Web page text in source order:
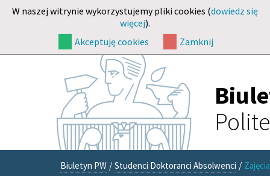
W naszej witrynie wykorzystujemy pliki cookies (dowiedz się
więcej).
Akceptuję cookies
Zamknij
Biuletyn PW / Studenci Doktoranci Absolwenci /